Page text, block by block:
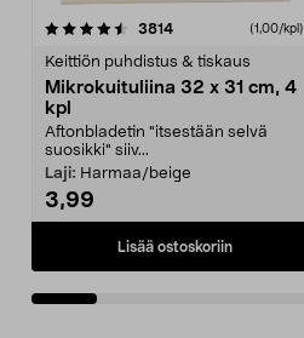
3814arvostelut (1,00/kpl)
Keittiön puhdistus & tiskaus
Mikrokuituliina 32 x 31 cm, 4
kpl
Aftonbladetin "itsestään selvä
suosikki" siiv...
Laji: Harmaa/beige
3,99
Lisää ostoskoriin
4.5viidestä